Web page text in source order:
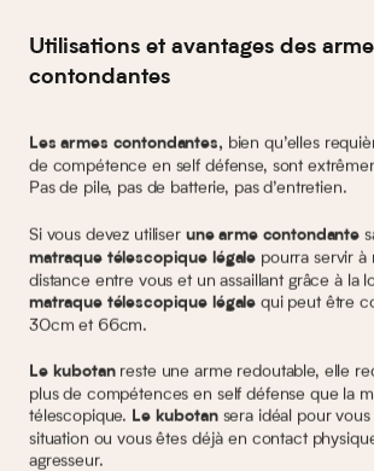
Utilisations et avantages des
contondantes
Les armes contondantes, bien qu’elles
de compétence en self défense, sont
Pas de pile, pas de batterie, pas d’entretien.
Si vous devez utiliser une arme contondante
matraque télescopique légale pourra servir à
distance entre vous et un assaillant grâce à la
matraque télescopique légale qui peut être
30cm et 66cm.
Le kubotanreste une arme redoutable, elle
plus de compétences en self défense que la
télescopique. Le kubotansera idéal pour vous
situation ou vous êtes déjà en contact
agresseur.